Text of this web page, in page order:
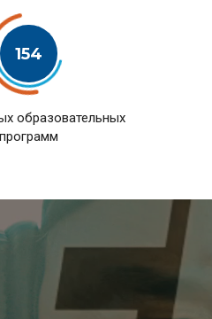
154
образовательных
программ